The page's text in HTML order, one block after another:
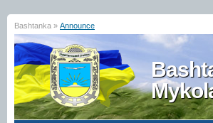
Bashtanka » Announce